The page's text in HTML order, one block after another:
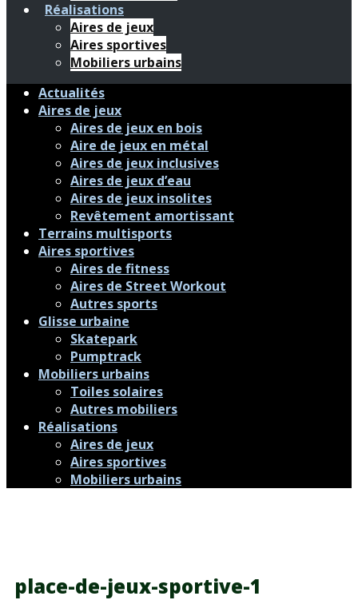
Réalisations
Aires de jeux
Aires sportives
Mobiliers urbains
Actualités
Aires de jeux
Aires de jeux en bois
Aire de jeux en métal
Aires de jeux inclusives
Aires de jeux d’eau
Aires de jeux insolites
Revêtement amortissant
Terrains multisports
Aires sportives
Aires de fitness
Aires de Street Workout
Autres sports
Glisse urbaine
Skatepark
Pumptrack
Mobiliers urbains
Toiles solaires
Autres mobiliers
Réalisations
Aires de jeux
Aires sportives
Mobiliers urbains
place-de-jeux-sportive-1